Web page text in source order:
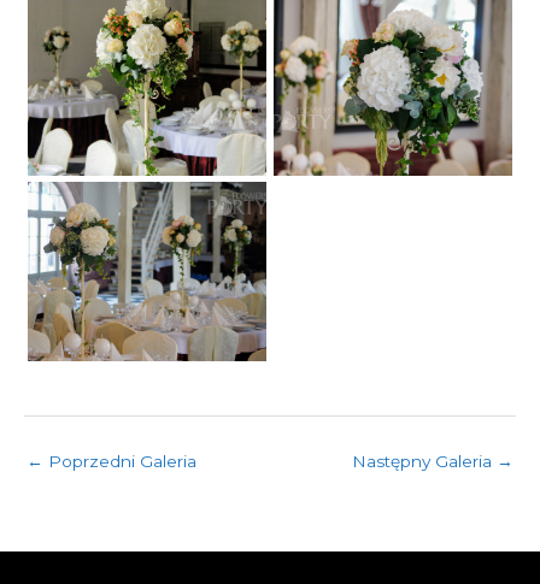
← Poprzedni Galeria Następny Galeria →